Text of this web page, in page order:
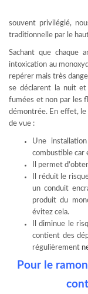
souvent privilégié,
traditionnelle par le
Sachant que chaque
intoxication au
repérer mais très
se déclarent la nuit
fumées et non par les
démontrée. En effet, le
de vue :
Une
combustible car
Il permet
Il réduit le
un conduit
produit du
évitez cela.
Il diminue le
contient des
régulièrement
Pour le